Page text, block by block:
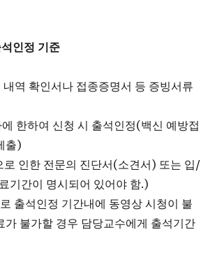
인정 기준
역 확인서나 접종증명서 등 증빙서류
한하여 신청 시 출석인정(백신 예방접
출)
인한 전문의 진단서(소견서) 또는 입/
기간이 명시되어 있어야 함.)
출석인정 기간내에 동영상 시청이 불
불가할 경우 담당교수에게 출석기간